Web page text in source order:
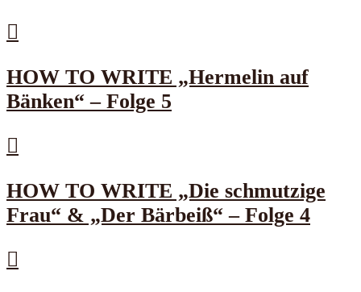
HOW TO WRITE „Hermelin auf
Bänken“ – Folge 5
HOW TO WRITE „Die schmutzige
Frau“ & „Der Bärbeiß“ – Folge 4